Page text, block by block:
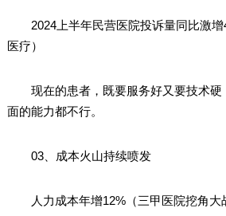
2024上半年民营医院投诉量同比激增
医疗）
现在的患者，既要服务好又要技术硬
面的能力都不行。
03、成本火山持续喷发
人力成本年增12%（三甲医院挖角大